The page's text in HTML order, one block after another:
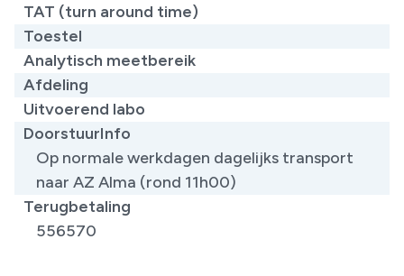
TAT (turn around time)
Toestel
Analytisch meetbereik
Afdeling
Uitvoerend labo
DoorstuurInfo
Op normale werkdagen dagelijks transport
naar AZ Alma (rond 11h00)
Terugbetaling
556570